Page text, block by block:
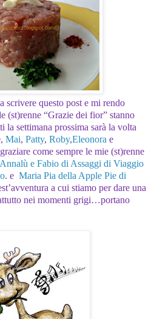
scrivere questo post e mi rendo
(st)renne “Grazie dei fior” stanno
la settimana prossima sarà la volta
Mai, Patty, Roby,Eleonora e
come sempre le mie (st)renne
Annalù e Fabio di Assaggi di Viaggio
. e Maria Pia della Apple Pie di
a cui stiamo per dare una
nei momenti grigi…portano